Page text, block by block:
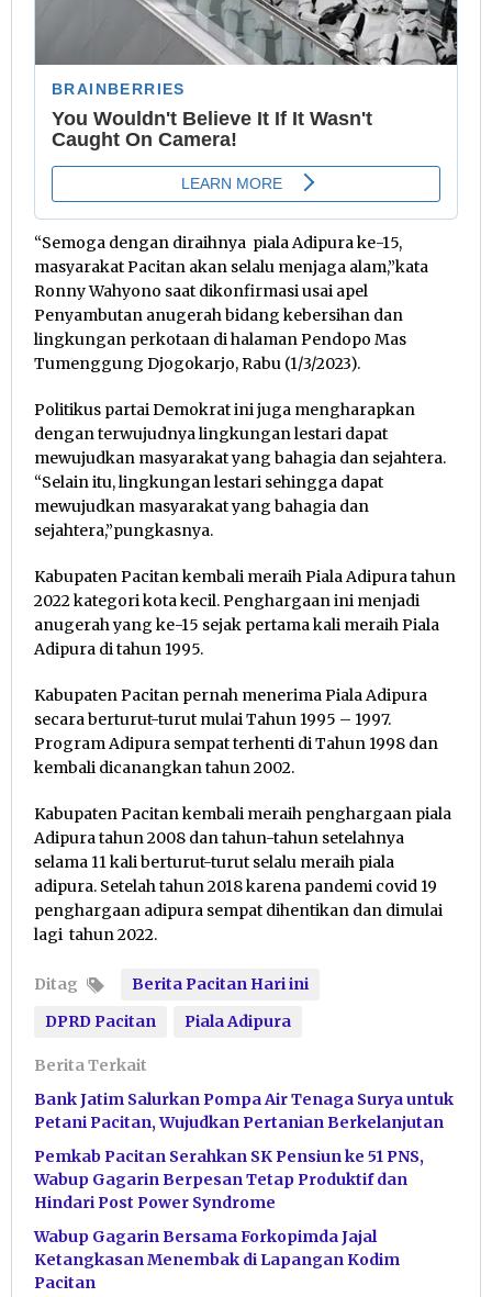
“Semoga dengan diraihnya piala Adipura ke-15,
masyarakat Pacitan akan selalu menjaga alam,”kata
Ronny Wahyono saat dikonfirmasi usai apel
Penyambutan anugerah bidang kebersihan dan
lingkungan perkotaan di halaman Pendopo Mas
Tumenggung Djogokarjo, Rabu (1/3/2023).
Politikus partai Demokrat ini juga mengharapkan
dengan terwujudnya lingkungan lestari dapat
mewujudkan masyarakat yang bahagia dan sejahtera.
“Selain itu, lingkungan lestari sehingga dapat
mewujudkan masyarakat yang bahagia dan
sejahtera,”pungkasnya.
Kabupaten Pacitan kembali meraih Piala Adipura tahun
2022 kategori kota kecil. Penghargaan ini menjadi
anugerah yang ke-15 sejak pertama kali meraih Piala
Adipura di tahun 1995.
Kabupaten Pacitan pernah menerima Piala Adipura
secara berturut-turut mulai Tahun 1995 – 1997.
Program Adipura sempat terhenti di Tahun 1998 dan
kembali dicanangkan tahun 2002.
Kabupaten Pacitan kembali meraih penghargaan piala
Adipura tahun 2008 dan tahun-tahun setelahnya
selama 11 kali berturut-turut selalu meraih piala
adipura. Setelah tahun 2018 karena pandemi covid 19
penghargaan adipura sempat dihentikan dan dimulai
lagi tahun 2022.
Ditag
Berita Pacitan Hari ini
DPRD Pacitan
Piala Adipura
Berita Terkait
Bank Jatim Salurkan Pompa Air Tenaga Surya untuk
Petani Pacitan, Wujudkan Pertanian Berkelanjutan
Pemkab Pacitan Serahkan SK Pensiun ke 51 PNS,
Wabup Gagarin Berpesan Tetap Produktif dan
Hindari Post Power Syndrome
Wabup Gagarin Bersama Forkopimda Jajal
Ketangkasan Menembak di Lapangan Kodim
Pacitan